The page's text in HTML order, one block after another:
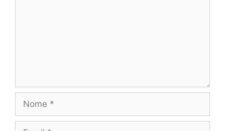
Nome
Email